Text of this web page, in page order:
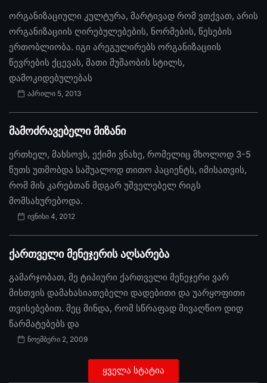
ორგანიზაციული კულტურა, მარტივად რომ ვთქვათ, არის
ორგანიზაციის ღირებულებების, ნორმების, წესების
ერთობლიობა. იგი არეგულირებს ორგანიზაციის
წევრების ქცევას, მათი მუშაობის სტილს,
დამოკიდებულებას
აპრილი 5, 2013
მამოძრავებელი მიზანი
ერთხელ, მახსოვს, ექიმი ვნახე, რომელიც მხოლოდ 3-5
წუთს უთმობდა საშუალოდ თითო პაციენტს, იმისათვის,
რომ მის კარებთან მდგარ უშველებელ რიგს
მომსახურებოდა.
ივნისი 4, 2012
ქართველი მენეჯერის აღსარება
გამარჯობათ, მე ტიპიური ქართველი მენეჯერი ვარ
მისთვის დამახასიათებელი დადებითი და უარყოფითი
თვისებებით. მეც მინდა, რომ სწრაფად მივაღწიო დიდ
წარმატებებს და
ნოემბერი 2, 2009
ყველა სტატია